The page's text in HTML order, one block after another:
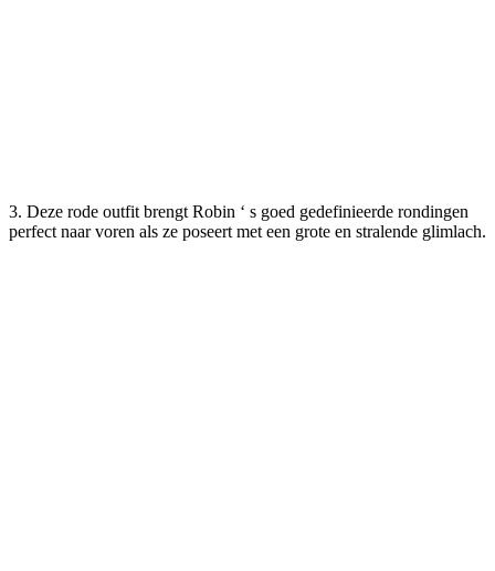
3. Deze rode outfit brengt Robin ‘ s goed gedefinieerde rondingen
perfect naar voren als ze poseert met een grote en stralende glimlach.